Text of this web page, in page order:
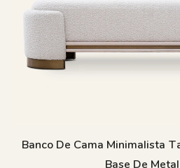
Banco De Cama Minimalista
Base De